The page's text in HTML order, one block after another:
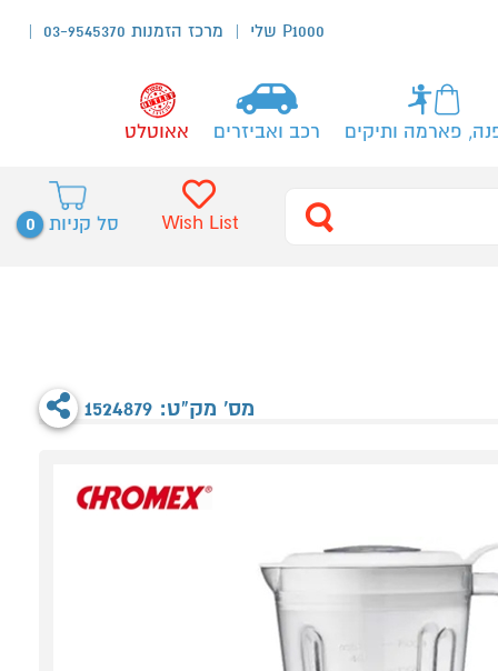
P1000 שלי מרכז הזמנות 03-9545370
פארמה ותיקים רכב ואביזרים אאוטלט
סל קניות 0 Wish List
מס' מק"ט: 1524879